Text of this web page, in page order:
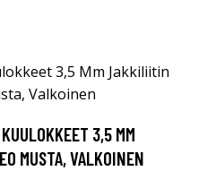
3,5 MM
MUSTA, VALKOINEN